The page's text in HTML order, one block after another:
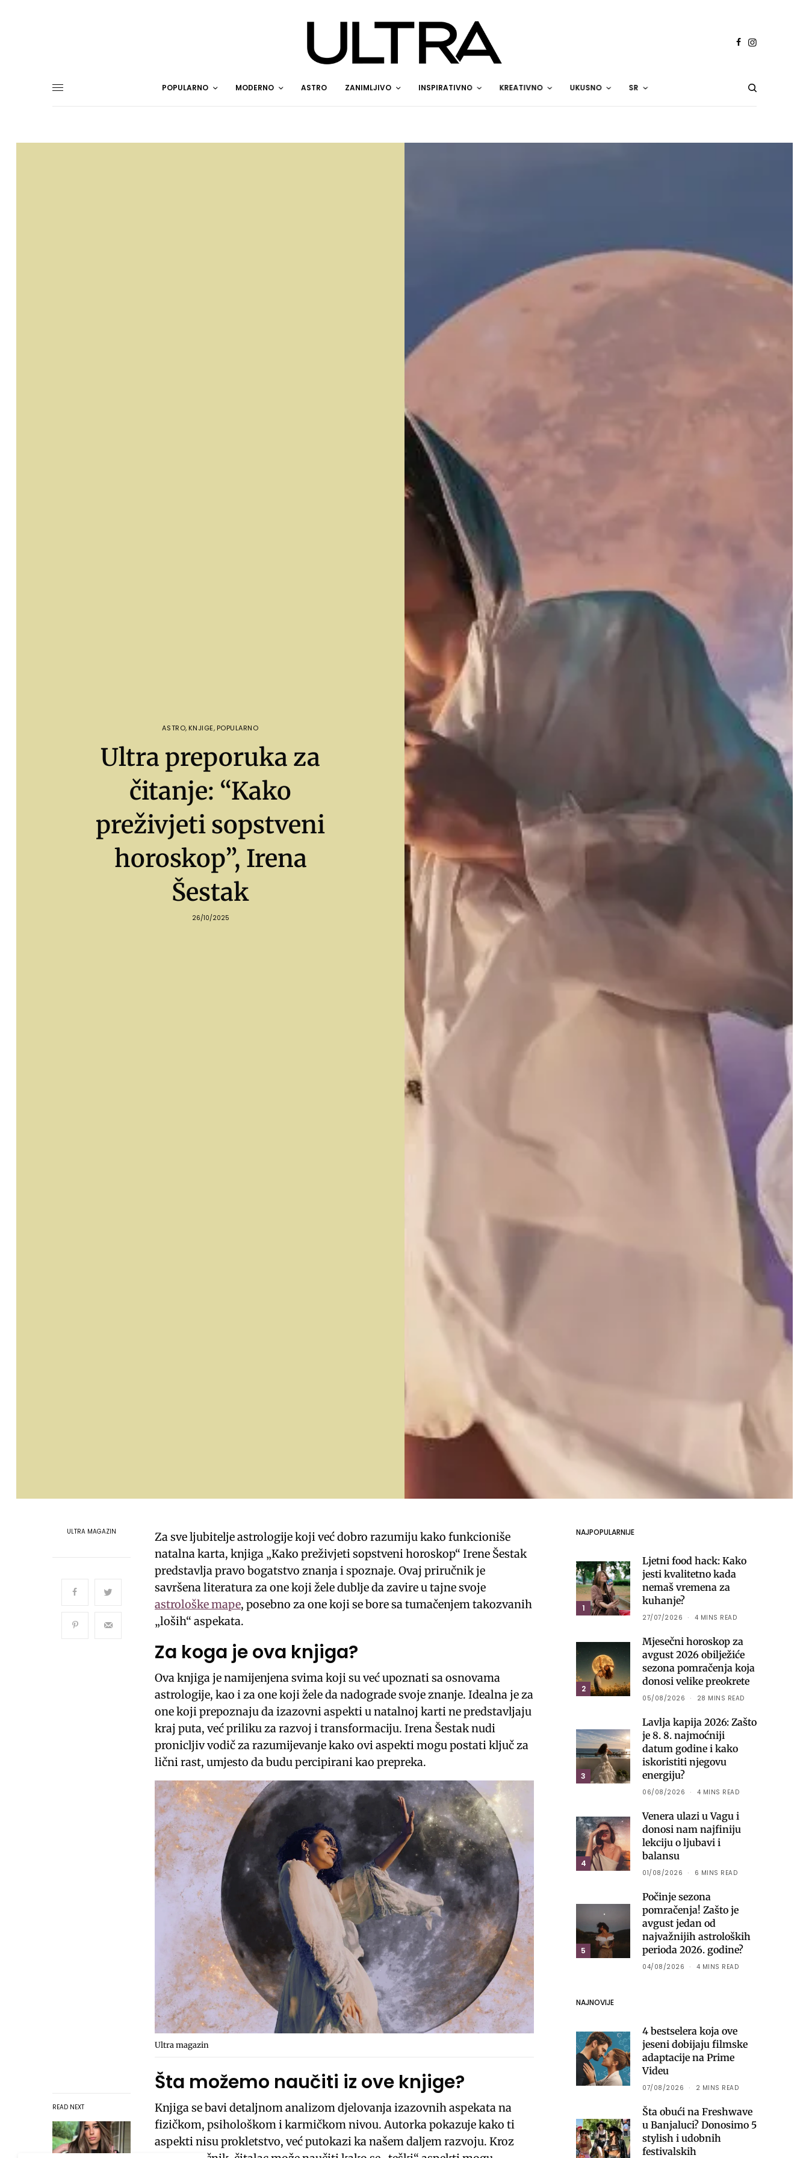
POPULARNO MODERNO ASTRO ZANIMLJIVO INSPIRATIVNO KREATIVNO UKUSNO SR
ASTRO, KNJIGE, POPULARNO
Ultra preporuka za
čitanje: “Kako
preživjeti sopstveni
horoskop”, Irena
Šestak
26/10/2025
ULTRA MAGAZIN
READ NEXT
Za sve ljubitelje astrologije koji već dobro razumiju kako funkcioniše
natalna karta, knjiga „Kako preživjeti sopstveni horoskop“ Irene Šestak
predstavlja pravo bogatstvo znanja i spoznaje. Ovaj priručnik je
savršena literatura za one koji žele dublje da zavire u tajne svoje
astrološke mape, posebno za one koji se bore sa tumačenjem takozvanih
„loših“ aspekata.
Za koga je ova knjiga?
Ova knjiga je namijenjena svima koji su već upoznati sa osnovama
astrologije, kao i za one koji žele da nadograde svoje znanje. Idealna je za
one koji prepoznaju da izazovni aspekti u natalnoj karti ne predstavljaju
kraj puta, već priliku za razvoj i transformaciju. Irena Šestak nudi
pronicljiv vodič za razumijevanje kako ovi aspekti mogu postati ključ za
lični rast, umjesto da budu percipirani kao prepreka.
Ultra magazin
Šta možemo naučiti iz ove knjige?
Knjiga se bavi detaljnom analizom djelovanja izazovnih aspekata na
fizičkom, psihološkom i karmičkom nivou. Autorka pokazuje kako ti
aspekti nisu prokletstvo, već putokazi ka našem daljem razvoju. Kroz
NAJPOPULARNIJE
1
Ljetni food hack: Kako
jesti kvalitetno kada
nemaš vremena za
kuhanje?
27/07/2026 4 MINS READ
2
Mjesečni horoskop za
avgust 2026 obilježiće
sezona pomračenja koja
donosi velike preokrete
05/08/2026 28 MINS READ
3
Lavlja kapija 2026: Zašto
je 8. 8. najmoćniji
datum godine i kako
iskoristiti njegovu
energiju?
06/08/2026 4 MINS READ
4
Venera ulazi u Vagu i
donosi nam najfiniju
lekciju o ljubavi i
balansu
01/08/2026 6 MINS READ
5
Počinje sezona
pomračenja! Zašto je
avgust jedan od
najvažnijih astroloških
perioda 2026. godine?
04/08/2026 4 MINS READ
NAJNOVIJE
4 bestselera koja ove
jeseni dobijaju filmske
adaptacije na Prime
Videu
07/08/2026 2 MINS READ
Šta obući na Freshwave
u Banjaluci? Donosimo 5
stylish i udobnih
festivalskih